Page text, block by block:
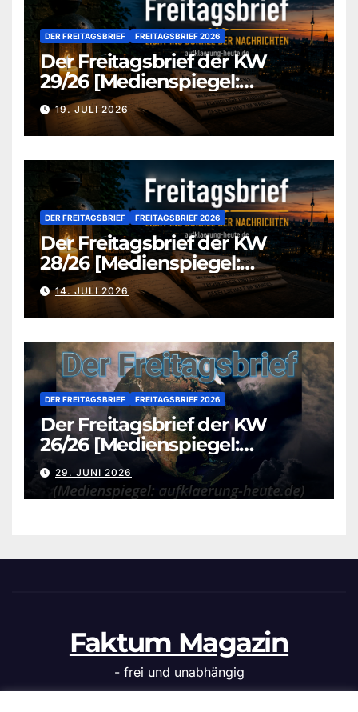
DER FREITAGSBRIEF FREITAGSBRIEF 2026
Der Freitagsbrief der KW
29/26 [Medienspiegel:
aufklaerung-heute.de]
19. JULI 2026
DER FREITAGSBRIEF FREITAGSBRIEF 2026
Der Freitagsbrief der KW
28/26 [Medienspiegel:
aufklaerung-heute.de]
14. JULI 2026
DER FREITAGSBRIEF FREITAGSBRIEF 2026
Der Freitagsbrief der KW
26/26 [Medienspiegel:
aufklaerung-heute.de]
29. JUNI 2026
Faktum Magazin
- frei und unabhängig